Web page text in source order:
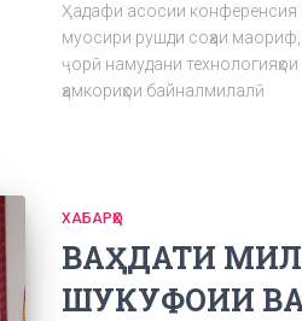
Ҳадафи асосии конференсия
муосири рушди соҳаи
ҷорӣ намудани
ҳамкориҳои байналмилалӣ
ХАБАРҲО
ВАҲДАТИ
ШУКУФОИИ